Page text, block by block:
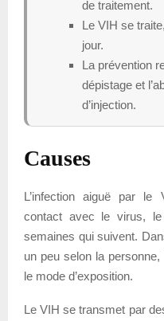
de traitement.
Le VIH se
jour.
La prévention
dépistage et
d’injection.
Causes
L’infection aiguë par
contact avec le virus,
semaines qui suivent.
un peu selon la
le mode d’exposition.
Le VIH se transmet par